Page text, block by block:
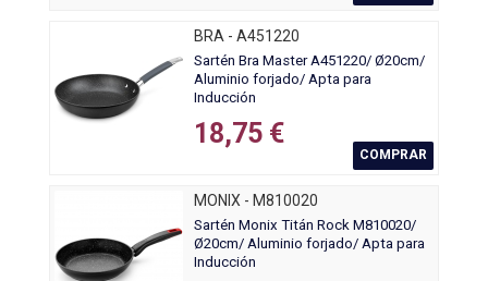
BRA - A451220
Sartén Bra Master A451220/ Ø20cm/
Aluminio forjado/ Apta para
Inducción
18,75 €
COMPRAR
MONIX - M810020
Sartén Monix Titán Rock M810020/
Ø20cm/ Aluminio forjado/ Apta para
Inducción